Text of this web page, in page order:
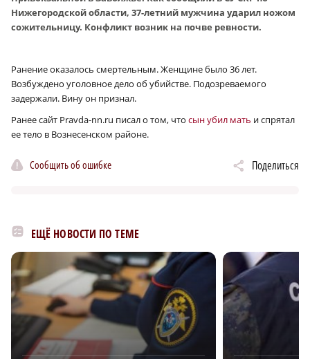
Нижегородской области, 37-летний мужчина ударил ножом
сожительницу. Конфликт возник на почве ревности.
Ранение оказалось смертельным. Женщине было 36 лет.
Возбуждено уголовное дело об убийстве. Подозреваемого
задержали. Вину он признал.
Ранее сайт Pravda-nn.ru писал о том, что сын убил мать и спрятал
ее тело в Вознесенском районе.
Сообщить об ошибке Поделиться
ЕЩЁ НОВОСТИ ПО ТЕМЕ